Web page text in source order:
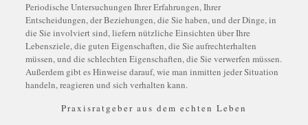
Periodische Untersuchungen Ihrer Erfahrungen, Ihrer
Entscheidungen, der Beziehungen, die Sie haben, und der Dinge, in
die Sie involviert sind, liefern nützliche Einsichten über Ihre
Lebensziele, die guten Eigenschaften, die Sie aufrechterhalten
müssen, und die schlechten Eigenschaften, die Sie verwerfen müssen.
Außerdem gibt es Hinweise darauf, wie man inmitten jeder Situation
handeln, reagieren und sich verhalten kann.
Praxisratgeber aus dem echten Leben